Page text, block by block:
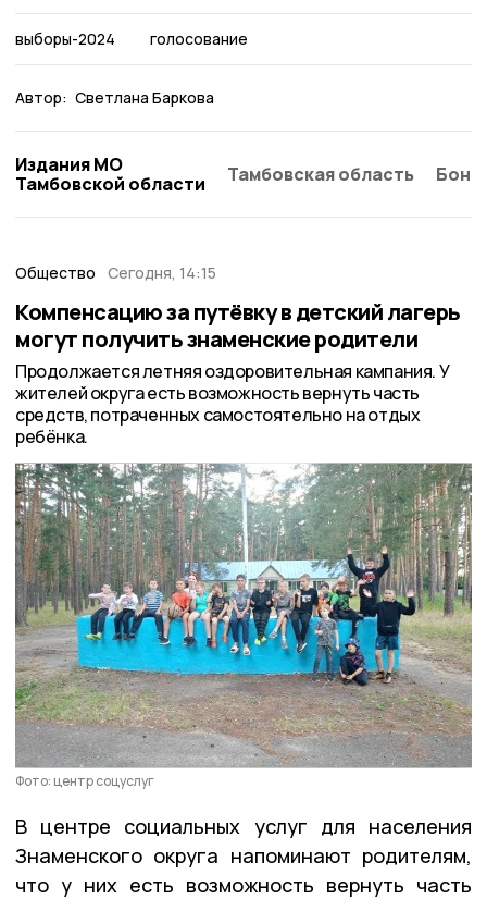
выборы-2024 голосование
Автор: Светлана Баркова
Издания МО
Тамбовской области
Тамбовская область
Общество Сегодня, 14:15
Компенсацию за путёвку в детский лагерь
могут получить знаменские родители
Продолжается летняя оздоровительная кампания. У
жителей округа есть возможность вернуть часть
средств, потраченных самостоятельно на отдых
ребёнка.
Фото: центр соцуслуг
В центре социальных услуг для населения
Знаменского округа напоминают родителям,
что у них есть возможность вернуть часть